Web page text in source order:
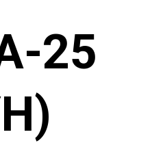
25